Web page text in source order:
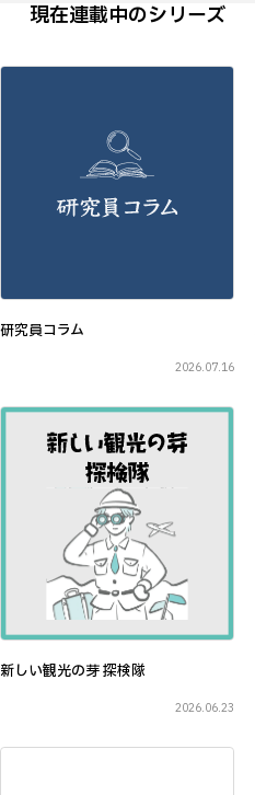
現在連載中のシリーズ
研究員コラム
2026.07.16
新しい観光の芽 探検隊
2026.06.23